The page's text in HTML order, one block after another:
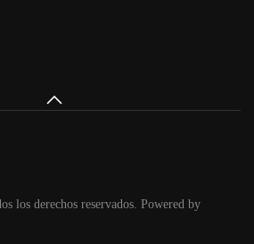
los derechos reservados. Powered by